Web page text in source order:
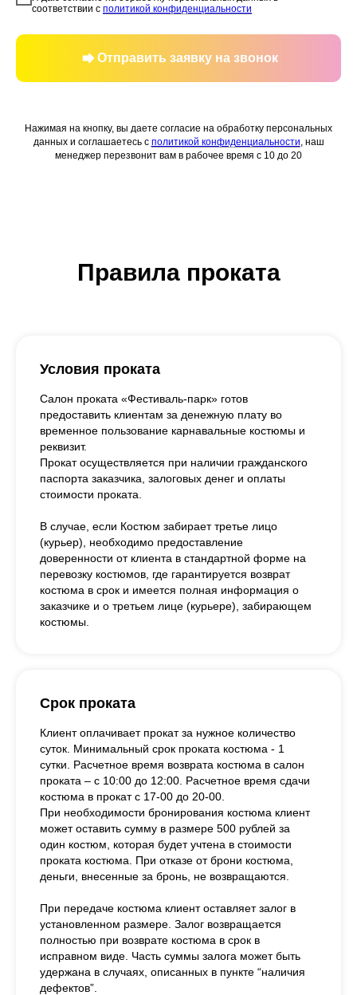
соответствии с политикой конфиденциальности
Отправить заявку на звонок
Нажимая на кнопку, вы даете согласие на обработку персональных
данных и соглашаетесь c политикой конфиденциальности , наш
менеджер перезвонит вам в рабочее время с 10 до 20
Правила проката
Условия проката
Салон проката «Фестиваль-парк» готов
предоставить клиентам за денежную плату во
временное пользование карнавальные костюмы и
реквизит.
Прокат осуществляется при наличии гражданского
паспорта заказчика, залоговых денег и оплаты
стоимости проката.
В случае, если Костюм забирает третье лицо
(курьер), необходимо предоставление
доверенности от клиента в стандартной форме на
перевозку костюмов, где гарантируется возврат
костюма в срок и имеется полная информация о
заказчике и о третьем лице (курьере), забирающем
костюмы.
Срок проката
Клиент оплачивает прокат за нужное количество
суток. Минимальный срок проката костюма - 1
сутки. Расчетное время возврата костюма в салон
проката – с 10:00 до 12:00. Расчетное время сдачи
костюма в прокат с 17-00 до 20-00.
При необходимости бронирования костюма клиент
может оставить сумму в размере 500 рублей за
один костюм, которая будет учтена в стоимости
проката костюма. При отказе от брони костюма,
деньги, внесенные за бронь, не возвращаются.
При передаче костюма клиент оставляет залог в
установленном размере. Залог возвращается
полностью при возврате костюма в срок в
исправном виде. Часть суммы залога может быть
удержана в случаях, описанных в пункте “наличия
дефектов”.